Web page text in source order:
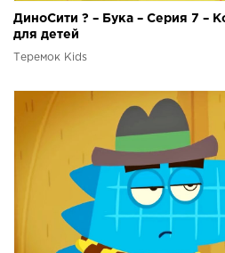
ДиноСити ? – Бука – Серия 7 –
для детей
Теремок Kids